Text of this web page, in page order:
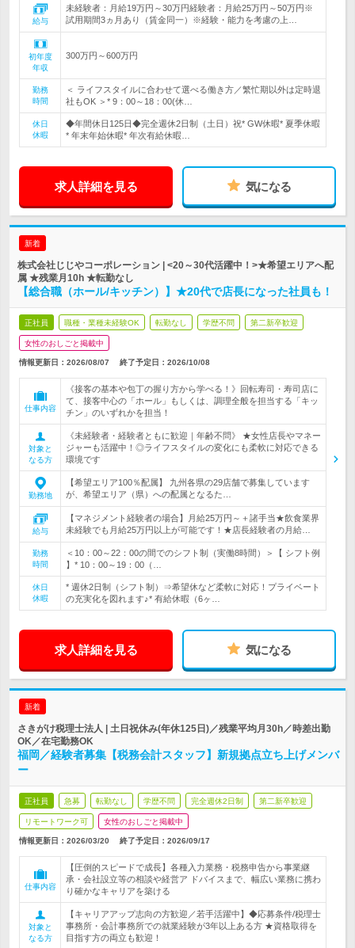
給与
未経験者：月給19万円～30万円経験者：月給25万円～50万円※
試用期間3ヵ月あり（賃金同一）※経験・能力を考慮の上…
初年度
年収
300万円～600万円
勤務
時間
＜ ライフスタイルに合わせて選べる働き方／繁忙期以外は定時退
社もOK ＞* 9：00～18：00(休…
休日
休暇
◆年間休日125日◆完全週休2日制（土日）祝* GW休暇* 夏季休暇
* 年末年始休暇* 年次有給休暇…
求人詳細を見る 気になる
新着
株式会社じじやコーポレーション | <20～30代活躍中！>★希望エリアへ配
属 ★残業月10h ★転勤なし
【総合職（ホール/キッチン）】★20代で店長になった社員も！
正社員 職種・業種未経験OK 転勤なし 学歴不問 第二新卒歓迎
女性のおしごと掲載中
情報更新日：2026/08/07 終了予定日： 2026/10/08
仕事内容
《接客の基本や包丁の握り方から学べる！》回転寿司・寿司店に
て、接客中心の「ホール」もしくは、調理全般を担当する「キッ
チン」のいずれかを担当！
対象と
なる方
《未経験者・経験者ともに歓迎｜年齢不問》 ★女性店長やマネー
ジャーも活躍中！◎ライフスタイルの変化にも柔軟に対応できる
環境です
勤務地
【希望エリア100％配属】 九州各県の29店舗で募集しています
が、希望エリア（県）への配属となるた…
給与
【マネジメント経験者の場合】月給25万円～＋諸手当★飲食業界
未経験でも月給25万円以上が可能です！★店長経験者の月給…
勤務
時間
＜10：00～22：00の間でのシフト制（実働8時間）＞【 シフト例
】* 10：00～19：00（…
休日
休暇
* 週休2日制（シフト制）⇒希望休など柔軟に対応！プライベート
の充実化を図れます♪* 有給休暇（6ヶ…
求人詳細を見る 気になる
新着
さきがけ税理士法人 | 土日祝休み(年休125日)／残業平均月30h／時差出勤
OK／在宅勤務OK
福岡／経験者募集【税務会計スタッフ】新規拠点立ち上げメンバ
ー
正社員 急募 転勤なし 学歴不問 完全週休2日制 第二新卒歓迎
リモートワーク可 女性のおしごと掲載中
情報更新日：2026/03/20 終了予定日： 2026/09/17
仕事内容
【圧倒的スピードで成長】各種入力業務・税務申告から事業継
承・会社設立等の相談や経営ア ドバイスまで、幅広い業務に携わ
り確かなキャリアを築ける
対象と
なる方
【キャリアアップ志向の方歓迎／若手活躍中】◆応募条件/税理士
事務所・会計事務所での就業経験が3年以上ある方 ★資格取得を
目指す方の両立も歓迎！